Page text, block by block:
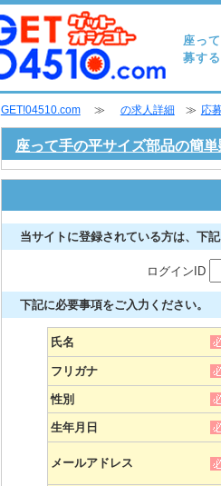
座っ
募す
GET!04510.com≫ の求人詳細 ≫ 応
座って手の平サイズ部品の簡
当サイトに登録されている方は、下
ログインID
下記に必要事項をご入力ください。
氏名
フリガナ
性別
生年月日
メールアドレス